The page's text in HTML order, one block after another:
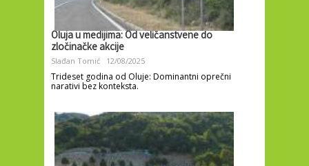
Oluja u medijima: Od veličanstvene do
zločinačke akcije
Slađan Tomić 12/08/2025
Trideset godina od Oluje: Dominantni oprečni
narativi bez konteksta.